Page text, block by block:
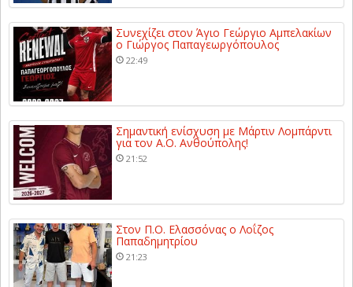
Συνεχίζει στον Άγιο Γεώργιο Αμπελακίων
ο Γιώργος Παπαγεωργόπουλος
22:49
Σημαντική ενίσχυση με Μάρτιν Λομπάρντι
για τον Α.Ο. Ανθούπολης!
21:52
Στον Π.Ο. Ελασσόνας ο Λοΐζος
Παπαδημητρίου
21:23